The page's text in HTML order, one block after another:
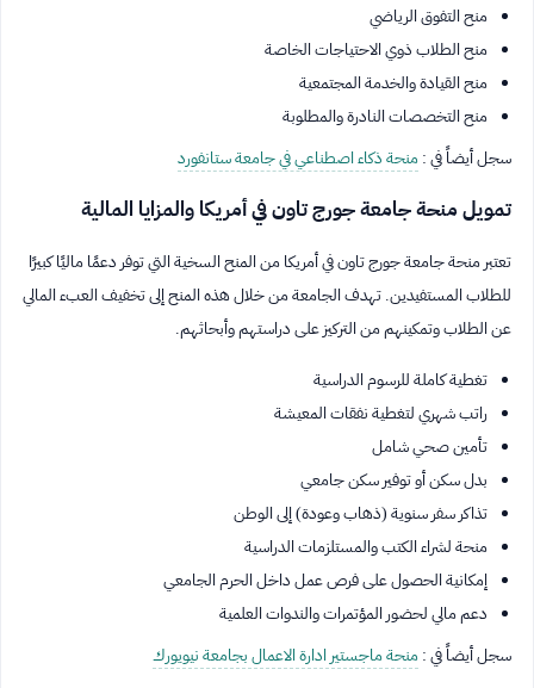
منح التفوق الرياضي
منح الطلاب ذوي الاحتياجات الخاصة
منح القيادة والخدمة المجتمعية
منح التخصصات النادرة والمطلوبة
سجل أيضاً في :منحة ذكاء اصطناعي في جامعة ستانفورد
تمويل منحة جامعة جورج تاون في أمريكا والمزايا المالية
تعتبر منحة جامعة جورج تاون في أمريكا من المنح السخية التي توفر دعمًا ماليًا كبيرًا
للطلاب المستفيدين. تهدف الجامعة من خلال هذه المنح إلى تخفيف العبء المالي
عن الطلاب وتمكينهم من التركيز على دراستهم وأبحاثهم.
تغطية كاملة للرسوم الدراسية
راتب شهري لتغطية نفقات المعيشة
تأمين صحي شامل
بدل سكن أو توفير سكن جامعي
تذاكر سفر سنوية (ذهاب وعودة) إلى الوطن
منحة لشراء الكتب والمستلزمات الدراسية
إمكانية الحصول على فرص عمل داخل الحرم الجامعي
دعم مالي لحضور المؤتمرات والندوات العلمية
سجل أيضاً في :منحة ماجستير ادارة الاعمال بجامعة نيويورك